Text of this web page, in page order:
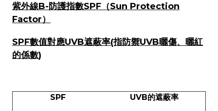
紫外線B-防護指數SPF（Sun Protection
Factor）
SPF數值對應UVB遮蔽率(指防禦UVB曬傷、曬紅
的係數)
SPF UVB的遮蔽率